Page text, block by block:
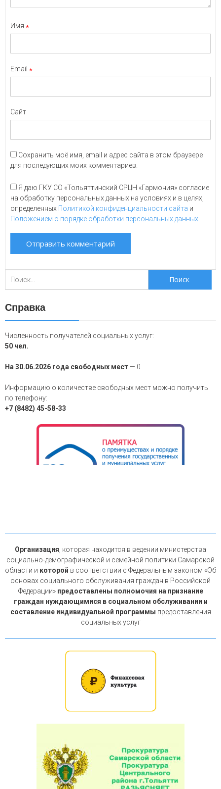
Имя *
Email *
Сайт
Сохранить моё имя, email и адрес сайта в этом браузере
для последующих моих комментариев.
Я даю ГКУ СО «Тольяттинский СРЦН «Гармония» согласие
на обработку персональных данных на условиях и в целях,
определенных Политикой конфиденциальности сайта и
Положением о порядке обработки персональных данных
для:
Справка
Численность получателей социальных услуг:
50 чел.
На 30.06.2026 года свободных мест — 0
Информацию о количестве свободных мест можно получить
по телефону:
+7 (8482) 45-58-33
Организация , которая находится в ведении министерства
социально-демографической и семейной политики Самарской
области и которой в соответствии с Федеральным законом «Об
основах социального обслуживания граждан в Российской
Федерации» предоставлены полномочия на признание
граждан нуждающимися в социальном обслуживании и
составление индивидуальной программы предоставления
социальных услуг